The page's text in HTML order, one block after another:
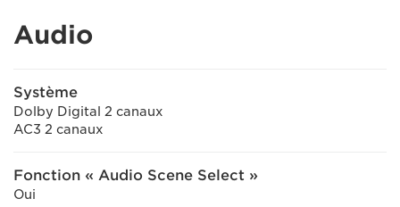
Audio
Système
Dolby Digital 2 canaux
AC3 2 canaux
Fonction « Audio Scene Select »
Oui